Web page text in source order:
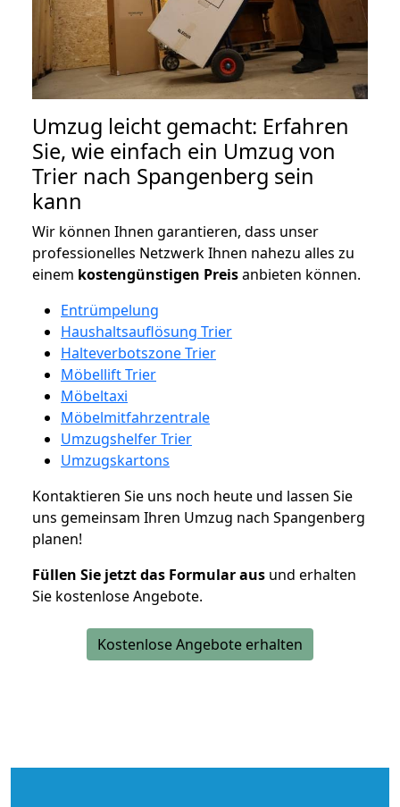
Umzug leicht gemacht: Erfahren
Sie, wie einfach ein Umzug von
Trier nach Spangenberg sein
kann
Wir können Ihnen garantieren, dass unser
professionelles Netzwerk Ihnen nahezu alles zu
einem kostengünstigen Preisanbieten können.
Entrümpelung
Haushaltsauflösung Trier
Halteverbotszone Trier
Möbellift Trier
Möbeltaxi
Möbelmitfahrzentrale
Umzugshelfer Trier
Umzugskartons
Kontaktieren Sie uns noch heute und lassen Sie
uns gemeinsam Ihren Umzug nach Spangenberg
planen!
Füllen Sie jetzt das Formular aus und erhalten
Sie kostenlose Angebote.
Kostenlose Angebote erhalten